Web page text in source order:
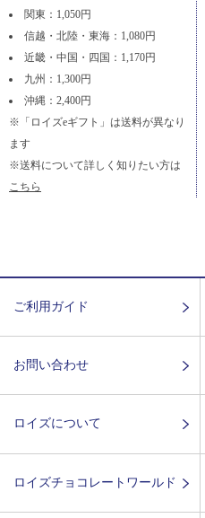
関東：1,050円
信越・北陸・東海：1,080円
近畿・中国・四国：1,170円
九州：1,300円
沖縄：2,400円
※「ロイズeギフト」は送料が異なり
ます
※送料について詳しく知りたい方は
こちら
ご利用ガイド
お問い合わせ
ロイズについて
ロイズチョコレートワールド